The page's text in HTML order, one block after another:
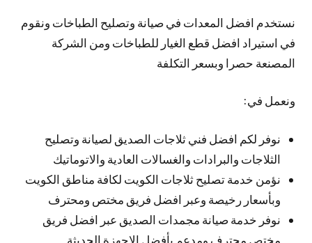
نستخدم افضل المعدات في صيانة وتصليح الطباخات ونقوم
في استيراد افضل قطع الغيار للطباخات ومن الشركة
المصنعة حصرا وبسعر التكلفة
ونعمل في:
نوفر لكم افضل فني ثلاجات الصديق لصيانة وتصليح
الثلاجات والبرادات والغسالات العادية والاتوماتيك
نؤمن خدمة تصليح ثلاجات الكويت لكافة مناطق الكويت
وبأسعار رخيصة وعبر افضل فريق مختص ومحترف
نوفر خدمة صيانة مجمدات الصديق عبر افضل فريق
مختص محترف ومدعم بأفضل الاجهزة الحديثة